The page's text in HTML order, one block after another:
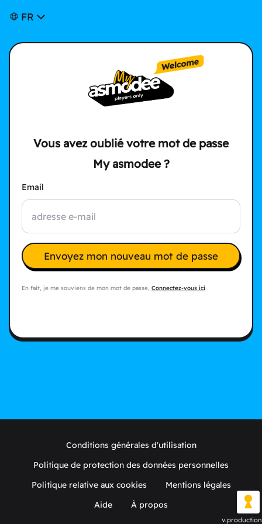
FR
Vous avez oublié votre mot de passe
My asmodee ?
Email
Envoyez mon nouveau mot de passe
En fait, je me souviens de mon mot de passe, Connectez-vous ici
Conditions générales d'utilisation
Politique de protection des données personnelles
Politique relative aux cookies
Mentions légales
Aide
À propos
v.production